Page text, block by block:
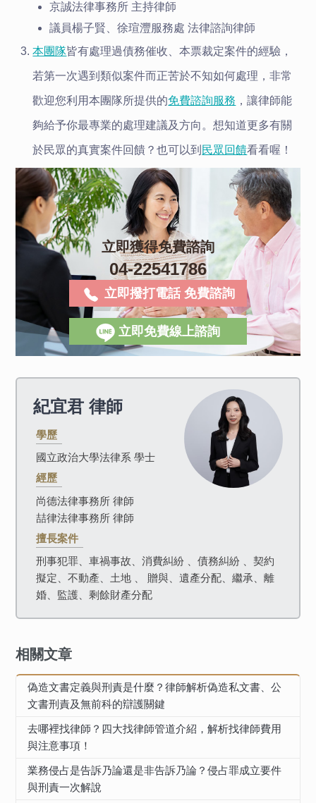
京誠法律事務所 主持律師
議員楊子賢、徐瑄灃服務處 法律諮詢律師
本團隊皆有處理過債務催收、本票裁定案件的經驗，
若第一次遇到類似案件而正苦於不知如何處理，非常
歡迎您利用本團隊所提供的免費諮詢服務 ，讓律師能
夠給予你最專業的處理建議及方向。想知道更多有關
於民眾的真實案件回饋？也可以到 民眾回饋看看喔！
立即獲得免費諮詢
04-22541786
立即撥打電話 免費諮詢
立即免費線上諮詢
紀宜君律師
學歷
國立政治大學法律系 學士
經歷
尚德法律事務所 律師
喆律法律事務所 律師
擅長案件
刑事犯罪、車禍事故、消費糾紛 、債務糾紛 、契約
擬定、不動產、土地 、 贈與、遺產分配、繼承、離
婚、監護、剩餘財產分配
相關文章
偽造文書定義與刑責是什麼？律師解析偽造私文書、公
文書刑責及無前科的辯護關鍵
去哪裡找律師？四大找律師管道介紹，解析找律師費用
與注意事項！
業務侵占是告訴乃論還是非告訴乃論？侵占罪成立要件
與刑責一次解說